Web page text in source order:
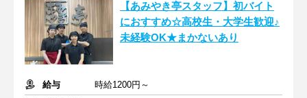
【あみやき亭スタッフ】初バイト
におすすめ☆高校生・大学生歓迎♪
未経験OK★まかないあり
給与
時給1200円～